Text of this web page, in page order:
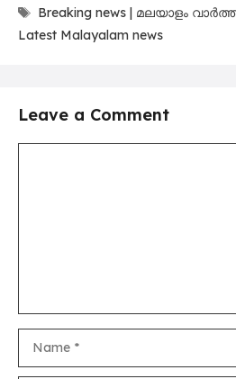
Tags
Breaking news | മലയാളം
Latest Malayalam news
Leave a Comment